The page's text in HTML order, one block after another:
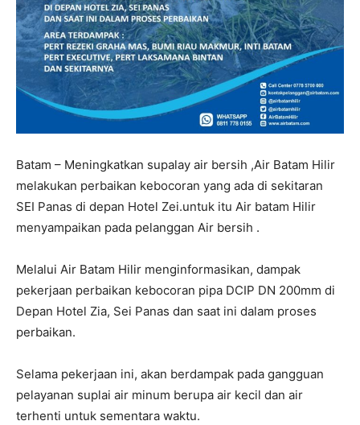
Batam – Meningkatkan supalay air bersih ,Air Batam Hilir
melakukan perbaikan kebocoran yang ada di sekitaran
SEI Panas di depan Hotel Zei.untuk itu Air batam Hilir
menyampaikan pada pelanggan Air bersih .
Melalui Air Batam Hilir menginformasikan, dampak
pekerjaan perbaikan kebocoran pipa DCIP DN 200mm di
Depan Hotel Zia, Sei Panas dan saat ini dalam proses
perbaikan.
Selama pekerjaan ini, akan berdampak pada gangguan
pelayanan suplai air minum berupa air kecil dan air
terhenti untuk sementara waktu.